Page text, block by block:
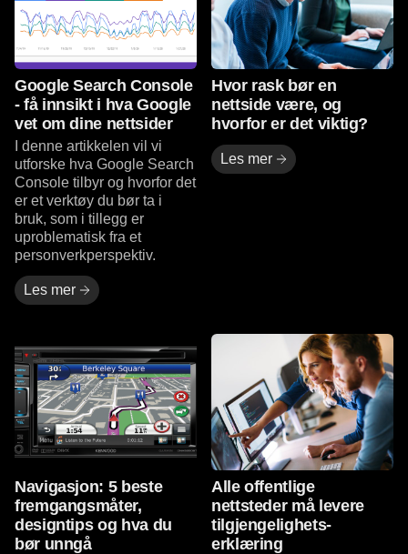
Google Search Console
- få innsikt i hva Google
vet om dine nettsider
I denne artikkelen vil vi
utforske hva Google Search
Console tilbyr og hvorfor det
er et verktøy du bør ta i
bruk, som i tillegg er
uproblematisk fra et
personverkperspektiv.
Les mer
Hvor rask bør en
nettside være, og
hvorfor er det viktig?
Les mer
Navigasjon: 5 beste
fremgangsmåter,
designtips og hva du
bør unngå
Alle offentlige
nettsteder må levere
tilgjengelighets-
erklæring
Les mer